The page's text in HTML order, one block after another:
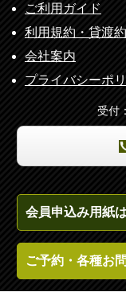
ご利用ガイド
利用規約・貸渡
会社案内
プライバシーポ
受付
会員申込み用紙
ご予約・各種お